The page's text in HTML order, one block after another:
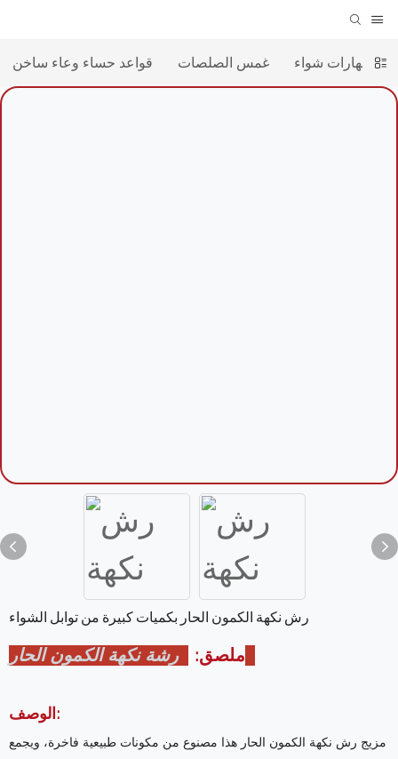
قواعد حساء وعاء ساخن غمس الصلصات بهارات شواء
رش نكهة الكمون الحار بكميات كبيرة من توابل الشواء
ملصق:
الوصف:
مزيج رش نكهة الكمون الحار هذا مصنوع من مكونات طبيعية فاخرة، ويجمع